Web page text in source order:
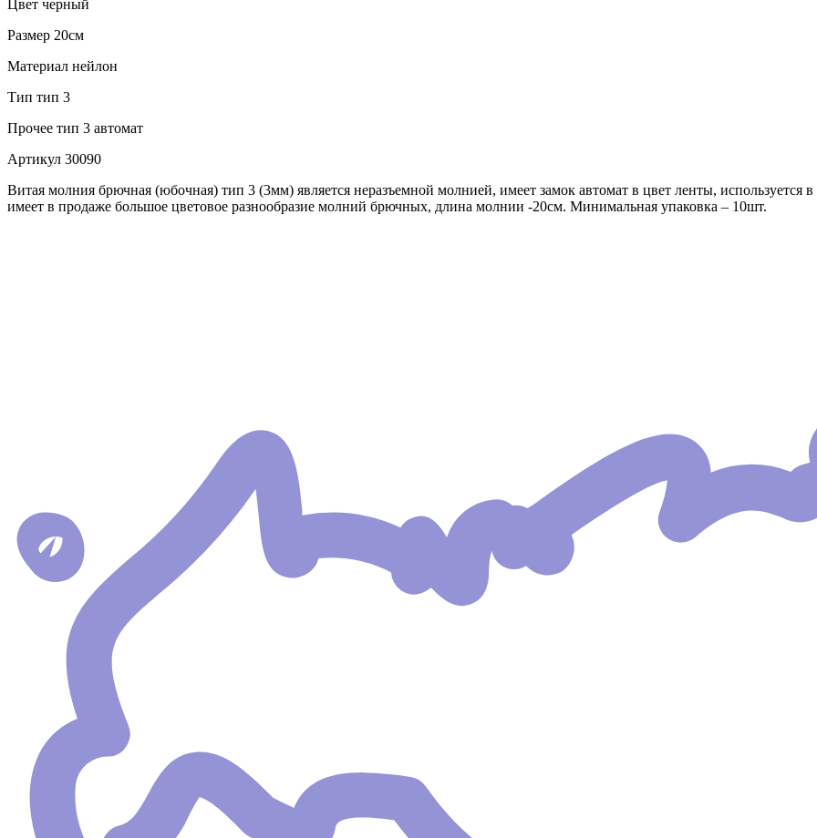
Цвет черный
Размер 20см
Материал нейлон
Тип тип 3
Прочее тип 3 автомат
Артикул 30090
Витая молния брючная (юбочная) тип 3 (3мм) является неразъемной молнией, имеет замок автомат в цвет ленты,
имеет в продаже большое цветовое разнообразие молний брючных, длина молнии -20см. Минимальная упаковка – 10шт.